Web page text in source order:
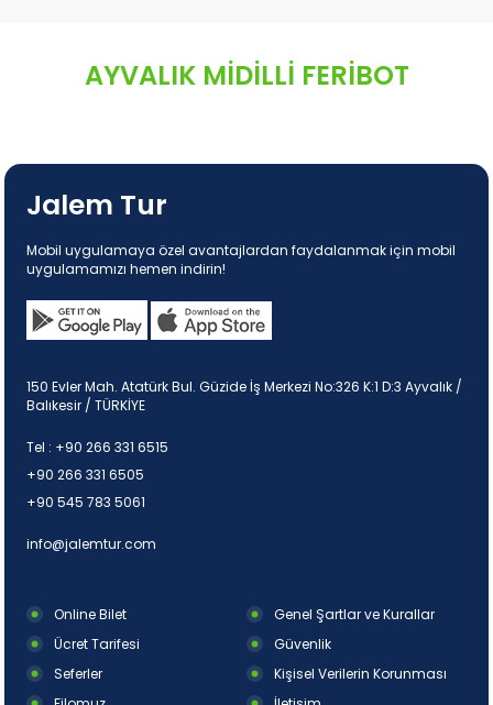
AYVALIK MİDİLLİ FERİBOT
Jalem Tur
Mobil uygulamaya özel avantajlardan faydalanmak için mobil
uygulamamızı hemen indirin!
150 Evler Mah. Atatürk Bul. Güzide İş Merkezi No:326 K:1 D:3 Ayvalık /
Balıkesir / TÜRKİYE
Tel : +90 266 331 6515
+90 266 331 6505
+90 545 783 5061
info@jalemtur.com
Online Bilet
Ücret Tarifesi
Seferler
Genel Şartlar ve Kurallar
Güvenlik
Kişisel Verilerin Korunması